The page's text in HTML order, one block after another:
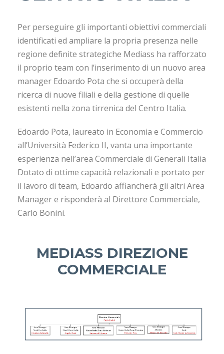
Per perseguire gli importanti obiettivi commerciali
identificati ed ampliare la propria presenza nelle
regione definite strategiche Mediass ha rafforzato
il proprio team con l’inserimento di un nuovo area
manager Edoardo Pota che si occuperà della
ricerca di nuove filiali e della gestione di quelle
esistenti nella zona tirrenica del Centro Italia.
Edoardo Pota, laureato in Economia e Commercio
all’Università Federico II, vanta una importante
esperienza nell’area Commerciale di Generali Italia
Dotato di ottime capacità relazionali e portato per
il lavoro di team, Edoardo affiancherà gli altri Area
Manager e risponderà al Direttore Commerciale,
Carlo Bonini.
MEDIASS DIREZIONE
COMMERCIALE